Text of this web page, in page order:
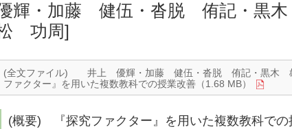
輝・加藤 健伍・沓脱 侑記・黒木
功周]
(全文ファイル) 井上 優輝・加藤 健伍・沓脱 侑記・黒木
ファクター』を用いた複数教科での授業改善（1.68 MB）
(概要) 『探究ファクター』を用いた複数教科での